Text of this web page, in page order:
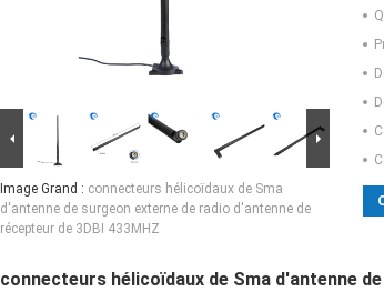
Image Grand : connecteurs hélicoïdaux de Sma
d'antenne de surgeon externe de radio d'antenne de
récepteur de 3DBI 433MHZ
connecteurs hélicoïdaux de Sma d'antenne